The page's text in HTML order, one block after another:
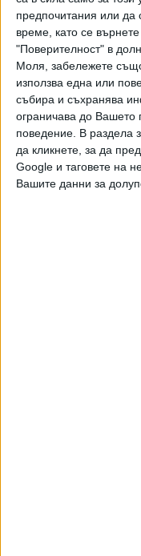
предпочитания или да
време, като се
"Поверителност" в
Моля, забележете
използва една или
събира и съхранява
ограничава до Вашето
поведение. В раздела
да кликнете, за да
Google и таговете на
Вашите данни за
Доходност за 24-
месечни периоди
за
в
и в